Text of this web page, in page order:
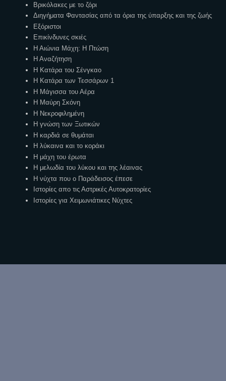
Βρικόλακες με το ζόρι
Διηγήματα Φαντασίας από τα όρια της ύπαρξης και της ζωής
Εξόριστοι
Επικίνδυνες σκιές
Η Αιώνια Μάχη: Η Πτώση
Η Αναζήτηση
Η Κατάρα του Σένγκαο
Η Κατάρα των Τεσσάρων 1
Η Μάγισσα του Αέρα
Η Μαύρη Σκόνη
Η Νεκροφιλημένη
Η γνώση των Ξωτικών
Η καρδιά σε θυμάται
Η λύκαινα και το κοράκι
Η μάχη του έρωτα
Η μελωδία του λύκου και της λέαινας
Η νύχτα που ο Παράδεισος έπεσε
Ιστορίες απο τις Αστρικές Αυτοκρατορίες
Ιστορίες για Χειμωνιάτικες Νύχτες